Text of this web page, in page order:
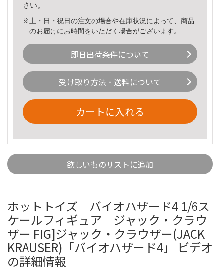
さい。
※土・日・祝日の注文の場合や在庫状況によって、商品
のお届けにお時間をいただく場合がございます。
即日出荷条件について
受け取り方法・送料について
カートに入れる
欲しいものリストに追加
ホットトイズ バイオハザード4 1/6ス
ケールフィギュア ジャック・クラウ
ザー FIG]ジャック・クラウザー(JACK
KRAUSER)「バイオハザード4」 ビデオ
の詳細情報